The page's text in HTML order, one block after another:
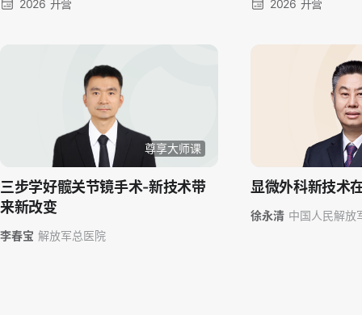
2026 开营
2026 开营
尊享大师课
三步学好髋关节镜手术-新技术带
来新改变
李春宝 解放军总医院
显微外科新技术
徐永清 中国人民解放